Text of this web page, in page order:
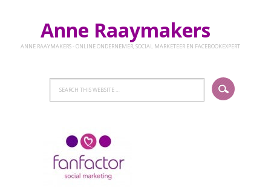
Anne Raaymakers
ANNE RAAYMAKERS - ONLINE ONDERNEMER, SOCIAL MARKETEER EN FACEBOOKEXPERT